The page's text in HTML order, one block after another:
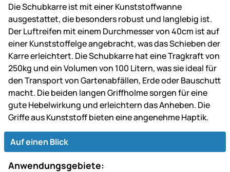
Die Schubkarre ist mit einer Kunststoffwanne
ausgestattet, die besonders robust und langlebig ist.
Der Luftreifen mit einem Durchmesser von 40cm ist auf
einer Kunststoffelge angebracht, was das Schieben der
Karre erleichtert. Die Schubkarre hat eine Tragkraft von
250kg und ein Volumen von 100 Litern, was sie ideal für
den Transport von Gartenabfällen, Erde oder Bauschutt
macht. Die beiden langen Griffholme sorgen für eine
gute Hebelwirkung und erleichtern das Anheben. Die
Griffe aus Kunststoff bieten eine angenehme Haptik.
Auf einen Blick
Anwendungsgebiete: